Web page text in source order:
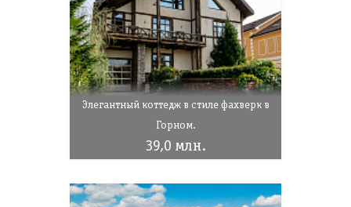
Элегантный коттедж в стиле фахверк в
Горном.
39,0 млн.